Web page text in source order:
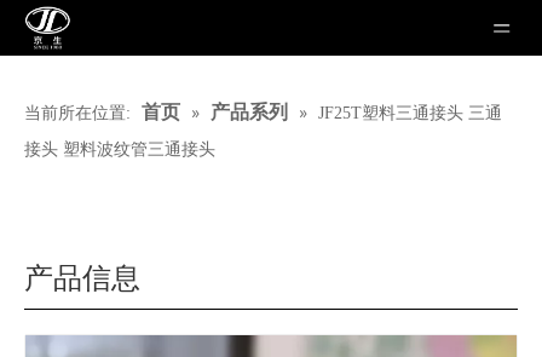
当前所在位置: 首页 » 产品系列 » JF25T塑料三通接头 三通
接头 塑料波纹管三通接头
产品信息